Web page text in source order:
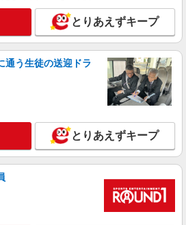
利厚生も充実
を考慮の上、決定します。 ※みなし残
ません。 残業代は申請の上、 時間外手当
単位で 全額支給 いたします。 【試用期
（労働条件は本採用と同じです） 【各
】 ・時間外手当（管理職は対象外） ・家族
理職は対象外） ・資格手当（管理職は対
・出張手当 ・単身赴任手当 ・役職手当
府大阪市中央区備後町2-4-6 森田ビル
社）
詳細を見る
・ウエスト株式会社
ス清掃/6:00〜10:00
円
詳細を見る
とりあえずキープ
通う生徒の送迎ドラ
とりあえずキープ